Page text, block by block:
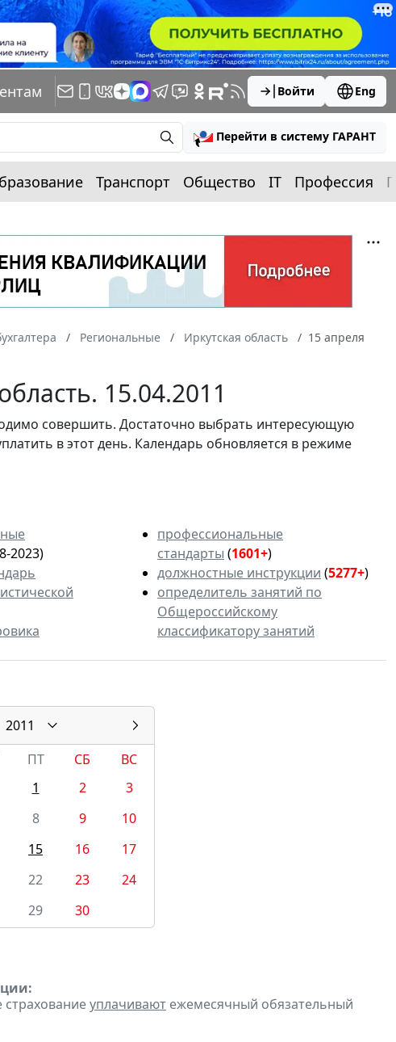
Войти Eng
Перейти в систему ГАРАНТ
Транспорт Общество IT Профессия
Региональные Иркутская область
15 апреля
15.04.2011
совершить. Достаточно выбрать интересующую
в этот день. Календарь обновляется в режиме
2023)
профессиональные
стандарты (1601+)
должностные инструкции (5277+)
определитель занятий по
Общероссийскому
классификатору занятий
2011
ПТ СБ
ВС
1
2
3
8 9
10
15 16
17
22 23
24
29 30
страхованиеуплачивают ежемесячный обязательный